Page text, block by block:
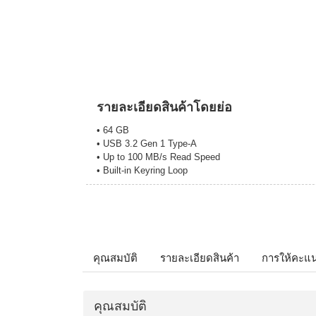
รายละเอียดสินค้าโดยย่อ
• 64 GB
• USB 3.2 Gen 1 Type-A
• Up to 100 MB/s Read Speed
• Built-in Keyring Loop
คุณสมบัติ รายละเอียดสินค้า การให้คะแ
คุณสมบัติ